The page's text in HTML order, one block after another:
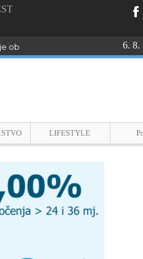
Dan pobjede i domovinske
6. 8.
LIFESTYLE